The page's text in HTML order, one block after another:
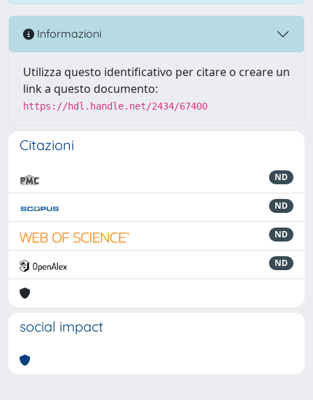
Informazioni
Utilizza questo identificativo per citare o creare un
link a questo documento:
https://hdl.handle.net/2434/67400
Citazioni
ND
ND
ND
ND
social impact